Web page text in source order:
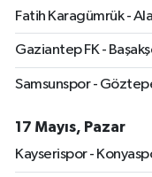
Fatih Karagümrük -
Gaziantep FK -
Samsunspor -
17 Mayıs, Pazar
Kayserispor -